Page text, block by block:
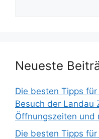
Neueste
Die besten Tipps
Besuch der Landau
Öffnungszeiten und
Die besten Tipps